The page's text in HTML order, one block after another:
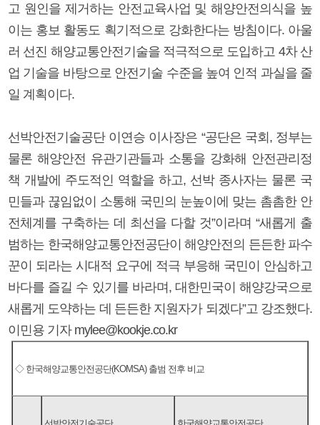
고 원인을 제거하는 안전교육사업 및 해양안전의식을 높
이는 홍보 활동도 획기적으로 강화한다는 방침이다. 아울
러 선진 해양교통안전기술을 적극적으로 도입하고 4차 산
업 기술을 바탕으로 안전기술 수준을 높여 인적 과실을 줄
일 계획이다.
선박안전기술공단 이연승 이사장은 “공단은 국회, 정부는
물론 해양안전 유관기관들과 소통을 강화해 안전관리정
책 개발에 주도적인 역할을 하고, 선박 종사자는 물론 국
민들과 끊임없이 소통해 국민의 눈높이에 맞는 촘촘한 안
전체계를 구축하는 데 최선을 다할 것”이라며 “새롭게 출
범하는 한국해양교통안전공단이 해양안전의 든든한 파수
꾼이 되라는 시대적 요구에 적극 부응해 국민이 안심하고
바다를 즐길 수 있기를 바라며, 대한민국이 해양강국으로
새롭게 도약하는 데 든든한 지원자가 되겠다”고 강조했다.
이민용 기자 mylee@kookje.co.kr
◇ 한국해양교통안전공단(KOMSA) 출범 전후 비교